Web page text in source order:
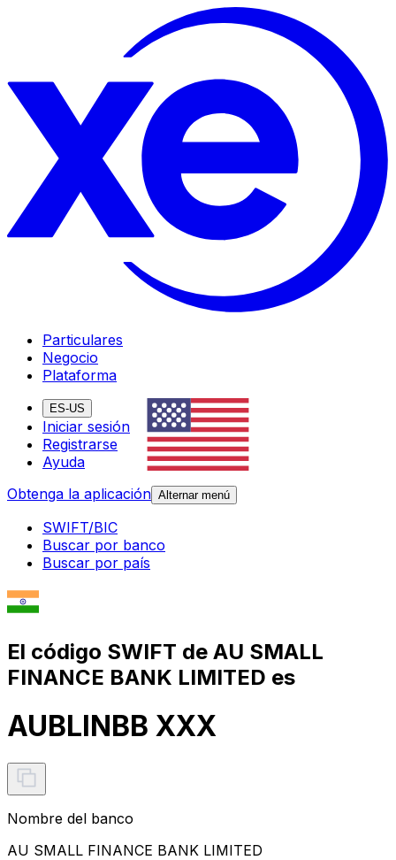
Particulares
Negocio
Plataforma
ES-US
Iniciar sesión
Registrarse
Ayuda
Obtenga la aplicación Alternar menú
SWIFT/BIC
Buscar por banco
Buscar por país
El código SWIFT de AU SMALL
FINANCE BANK LIMITED es
AUBLINBB XXX
Nombre del banco
AU SMALL FINANCE BANK LIMITED